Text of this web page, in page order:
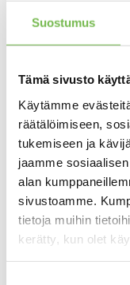
Suostumus
Tämä sivusto
Käytämme
räätälöimiseen,
tukemiseen ja
jaamme
alan
sivustoamme.
tietoja muihin
kerätty, kun olet
kisapäivien ajalle
Jyväskylän
vaunuilijoita kesällä
Tapahtumien
kesällä 2026.
events in
Kankaan Kesä